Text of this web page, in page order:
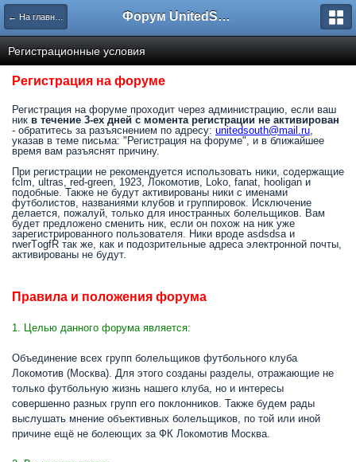
← На главную Форум UnitedSouth
Регистрационные условия
Регистрация на форуме
Регистрация на форуме проходит через администрацию, если ваш
ник в течение 3-ех дней с момента регистрации не активирован
- обратитесь за разъяснением по адресу: unitedsouth@mail.ru,
указав в теме письма: "Регистрация на форуме", и в ближайшее
время вам разъяснят причину.
При регистрации не рекомендуется использовать ники, содержащие
fclm, ultras, red-green, 1923, Локомотив, Loko, fanat, hooligan и
подобные. Также не будут активированы ники с именами
футболистов, названиями клубов и группировок. Исключение
делается, пожалуй, только для иностранных болельщиков. Вам
будет предложено сменить ник, если он похож на ник уже
зарегистрированного пользователя. Ники вроде asdsdsa и
rwerTоgfR так же, как и подозрительные адреса электронной почты,
активированы не будут.
Правила и положения форума
1. Целью данного форума является:
Объединение всех групп болельщиков футбольного клуба
Локомотив (Москва). Для этого созданы разделы, отражающие не
только футбольную жизнь нашего клуба, но и интересы
совершенно разных групп его поклонников. Также будем рады
выслушать мнение объективных болельщиков, по той или иной
причине ещё не болеющих за ФК Локомотив Москва.